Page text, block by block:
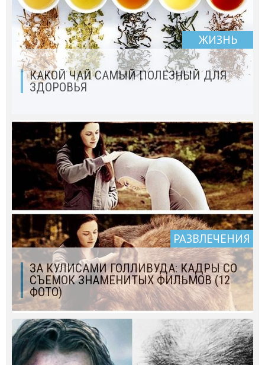
ЖИЗНЬ
КАКОЙ ЧАЙ САМЫЙ ПОЛЕЗНЫЙ ДЛЯ
ЗДОРОВЬЯ
РАЗВЛЕЧЕНИЯ
ЗА КУЛИСАМИ ГОЛЛИВУДА: КАДРЫ СО
СЪЕМОК ЗНАМЕНИТЫХ ФИЛЬМОВ (12
ФОТО)